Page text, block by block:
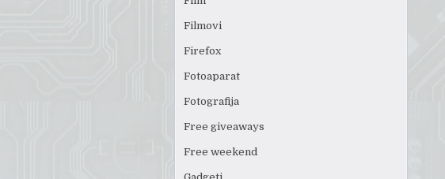
Filmovi
Firefox
Fotoaparat
Fotografija
Free giveaways
Free weekend